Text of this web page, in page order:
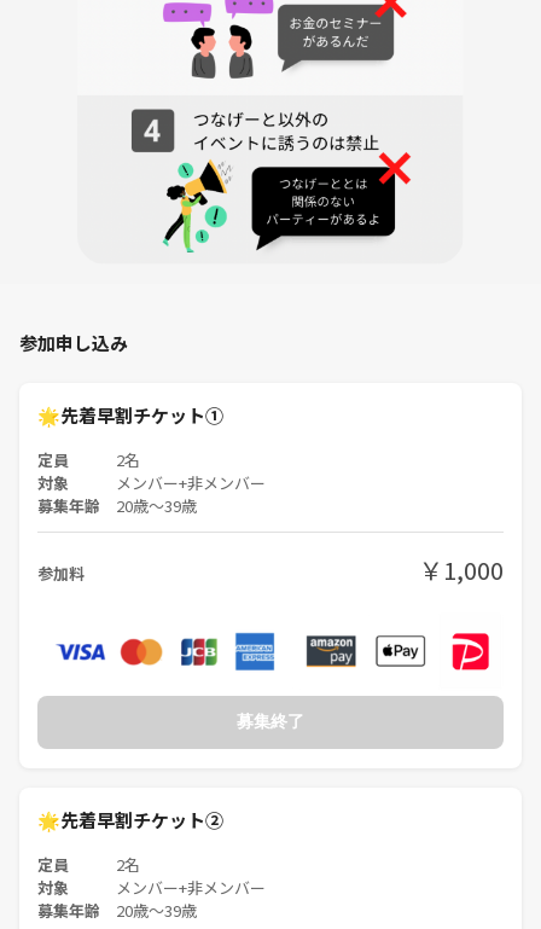
限り料金を考慮いたします。）
🍀 PureFull（ピュアフル）について
「日常を、もっと自由に彩ろう。」
をテーマに活動しているイベントコミュニティです✨
この3つを大切にしています☺️⬇️
🌈 Colorful（日常を彩る体験）
🎉 Joyful（思いきり楽しむ）
人とのご縁や遊び心を大切にしながら、
そんな想いに共感してくださる方が集まるコミュニティです🍀
初めての方も安心してご参加ください✨
「お酒は飲めないよ〜🍹」という方も大歓迎です🤭
⚠️ お願い
PureFullは安心して楽しめる場づくりを大切にしています🍀
宗教・マルチ・ネットワークビジネス等の勧誘行為、営業目的での参
加、過度なナンパ行為、その他参加者が不快になる行為は禁止しており
ます。
参加申し込み
🌟先着早割チケット①
定員 2名
対象 メンバー+非メンバー
募集年齢 20歳〜39歳
参加料 ￥1,000
募集終了
🌟先着早割チケット②
定員 2名
対象
メンバー+非メンバー
募集年齢 20歳〜39歳